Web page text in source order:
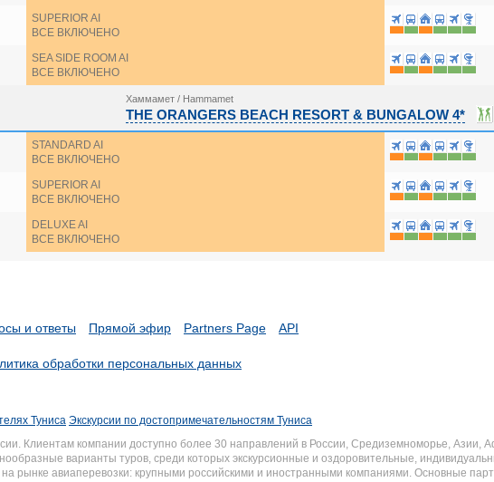
SUPERIOR AI
ВСЕ ВКЛЮЧЕНО
SEA SIDE ROOM AI
ВСЕ ВКЛЮЧЕНО
Хаммамет / Hammamet
THE ORANGERS BEACH RESORT & BUNGALOW 4*
STANDARD AI
ВСЕ ВКЛЮЧЕНО
SUPERIOR AI
ВСЕ ВКЛЮЧЕНО
DELUXE AI
ВСЕ ВКЛЮЧЕНО
и ответы Прямой эфир Partners Page API
обработки персональных данных
Туниса Экскурсии по достопримечательностям Туниса
Клиентам компании доступно более 30 направлений в России, Средиземноморье, Азии,
варианты туров, среди которых экскурсионные и оздоровительные,
рынке авиаперевозки: крупными российскими и иностранными компаниями. Основные